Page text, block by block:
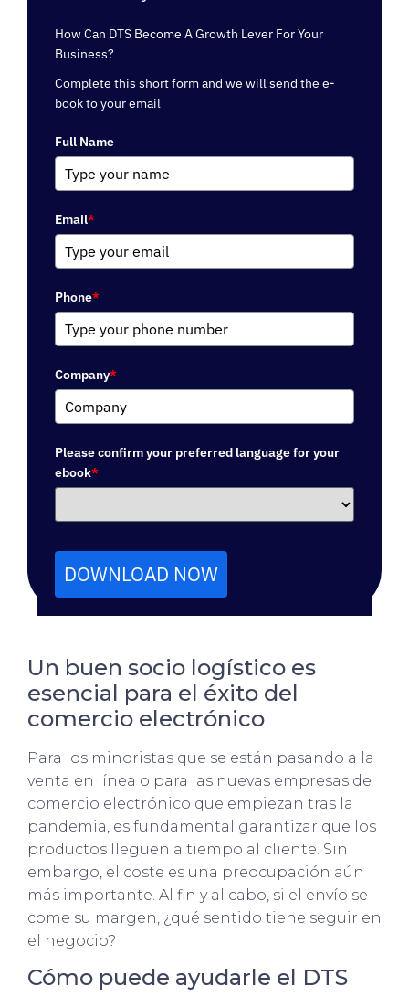
How Can DTS Become A Growth Lever For Your
Business?
Complete this short form and we will send the e-
book to your email
Full Name
Email*
Phone*
Company*
Please confirm your preferred language for your
ebook*
DOWNLOAD NOW
Un buen socio logístico es
esencial para el éxito del
comercio electrónico
Para los minoristas que se están pasando a la
venta en línea o para las nuevas empresas de
comercio electrónico que empiezan tras la
pandemia, es fundamental garantizar que los
productos lleguen a tiempo al cliente. Sin
embargo, el coste es una preocupación aún
más importante. Al fin y al cabo, si el envío se
come su margen, ¿qué sentido tiene seguir en
el negocio?
Cómo puede ayudarle el DTS